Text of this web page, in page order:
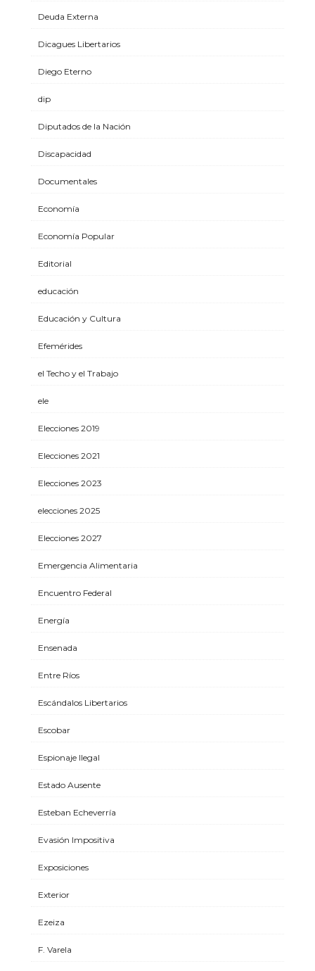
Deuda Externa
Dicagues Libertarios
Diego Eterno
dip
Diputados de la Nación
Discapacidad
Documentales
Economía
Economía Popular
Editorial
educación
Educación y Cultura
Efemérides
el Techo y el Trabajo
ele
Elecciones 2019
Elecciones 2021
Elecciones 2023
elecciones 2025
Elecciones 2027
Emergencia Alimentaria
Encuentro Federal
Energía
Ensenada
Entre Ríos
Escándalos Libertarios
Escobar
Espionaje Ilegal
Estado Ausente
Esteban Echeverría
Evasión Impositiva
Exposiciones
Exterior
Ezeiza
F. Varela